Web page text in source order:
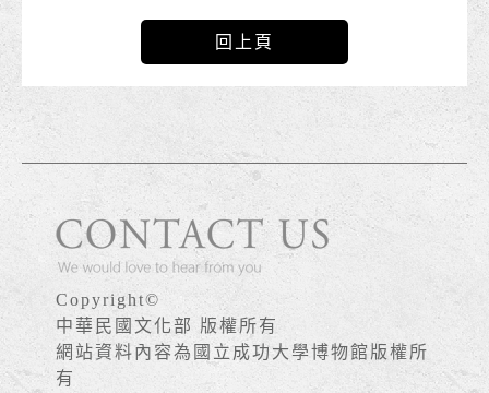
回上頁
Copyright©
中華民國文化部 版權所有
網站資料內容為國立成功大學博物館版權所
有